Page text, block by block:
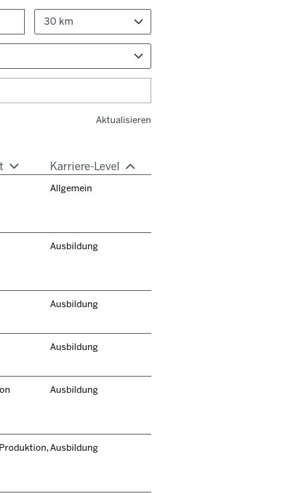
30 km
Aktualisieren
Karriere-Level
Allgemein
Ausbildung
Ausbildung
Ausbildung
Ausbildung
Ausbildung